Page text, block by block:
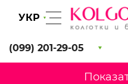
УКР
(099) 201-29-05